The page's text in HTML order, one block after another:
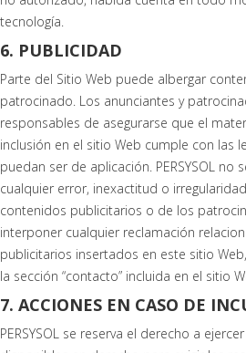
tecnología.
6. PUBLICIDAD
Parte del Sitio Web puede albergar
patrocinado. Los anunciantes y
responsables de asegurarse que el
inclusión en el sitio Web cumple con las
puedan ser de aplicación. PERSYSOL no
cualquier error, inexactitud o
contenidos publicitarios o de los
interponer cualquier reclamación
publicitarios insertados en este sitio
la sección “contacto” incluida en el sitio
7. ACCIONES EN CASO DE
PERSYSOL se reserva el derecho a